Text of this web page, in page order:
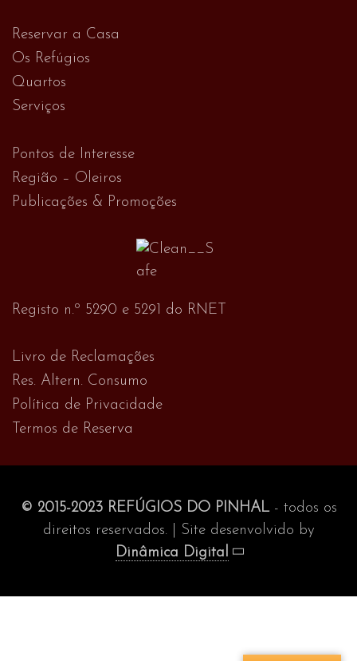
Reservar a Casa
Os Refúgios
Quartos
Serviços
Pontos de Interesse
Região – Oleiros
Publicações & Promoções
Registo n.º 5290 e 5291 do RNET
Livro de Reclamações
Res. Altern. Consumo
Política de Privacidade
Termos de Reserva
© 2015-2023 REFÚGIOS DO PINHAL- todos os
direitos reservados. | Site desenvolvido by
Dinâmica Digital